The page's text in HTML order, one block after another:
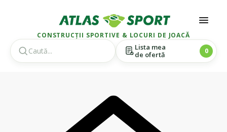
CONSTRUCȚII SPORTIVE & LOCURI DE JOACĂ
Lista mea
de ofertă
0